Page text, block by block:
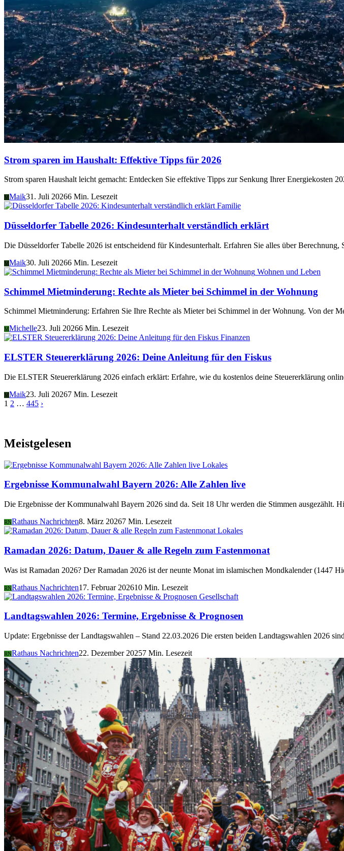
Strom sparen im Haushalt: Effektive Tipps für 2026
Strom sparen Haushalt leicht gemacht: Entdecken Sie effektive Tipps zur Senkung Ihrer Energiekosten
M Maik31. Juli 20266 Min. Lesezeit
Familie
Düsseldorfer Tabelle 2026: Kindesunterhalt verständlich erklärt
Die Düsseldorfer Tabelle 2026 ist entscheidend für Kindesunterhalt. Erfahren Sie alles über
MMaik30. Juli 20266 Min. Lesezeit
Wohnen und Leben
Schimmel Mietminderung: Rechte als Mieter bei Schimmel in der Wohnung
Schimmel Mietminderung: Erfahren Sie Ihre Rechte als Mieter bei Schimmel in der Wohnung. Von der
MMichelle23. Juli 20266 Min. Lesezeit
Finanzen
ELSTER Steuererklärung 2026: Deine Anleitung für den Fiskus
Die ELSTER Steuererklärung 2026 einfach erklärt: Erfahre, wie du kostenlos deine Steuererklärung
MMaik23. Juli 20267 Min. Lesezeit
1 2 … 445 ›
Meistgelesen
Lokales
Ergebnisse Kommunalwahl Bayern 2026: Alle Zahlen live
Die Ergebnisse der Kommunalwahl Bayern 2026 sind da. Seit 18 Uhr werden die Stimmen ausgezählt.
RNRathaus Nachrichten8. März 20267 Min. Lesezeit
Lokales
Ramadan 2026: Datum, Dauer & alle Regeln zum Fastenmonat
Was ist Ramadan 2026? Der Ramadan 2026 ist der neunte Monat im islamischen Mondkalender (1447
RNRathaus Nachrichten17. Februar 202610 Min. Lesezeit
Gesellschaft
Landtagswahlen 2026: Termine, Ergebnisse & Prognosen
Update: Ergebnisse der Landtagswahlen – Stand 22.03.2026 Die ersten beiden Landtagswahlen 2026
RNRathaus Nachrichten22. Dezember 20257 Min. Lesezeit